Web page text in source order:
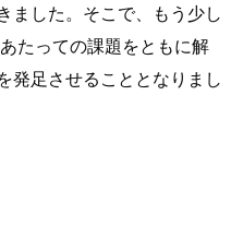
ました。そこで、もう少し
たっての課題をともに解
発足させることとなりまし